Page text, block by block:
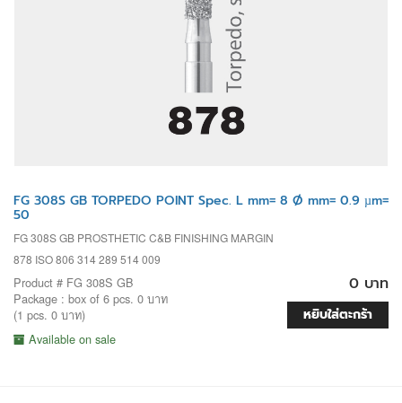
FG 308S GB TORPEDO POINT Spec. L mm= 8 Ø mm= 0.9 µm=
50
FG 308S GB PROSTHETIC C&B FINISHING MARGIN
878 ISO 806 314 289 514 009
Product # FG 308S GB
Package : box of 6 pcs. 0 บาท
(1 pcs. 0 บาท)
Available on sale
0 บาท
หยิบใส่ตะกร้า